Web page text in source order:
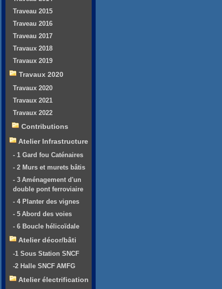
Traveau 2015
Traveau 2016
Traveau 2017
Travaux 2018
Travaux 2019
Travaux 2020
Travaux 2020
Travaux 2021
Travaux 2022
Contributions
Atelier Infrastructure
- 1 Gard fou Caténaires
- 2 Murs et murets bâtis
- 3 Aménagement d'un
double pont ferroviaire
- 4 Planter des vignes
- 5 Abord des voies
- 6 Boucle hélicoïdale
Atelier décor/bâti
-1 Sous Station SNCF
-2 Halle SNCF AMFG
Atelier électrification